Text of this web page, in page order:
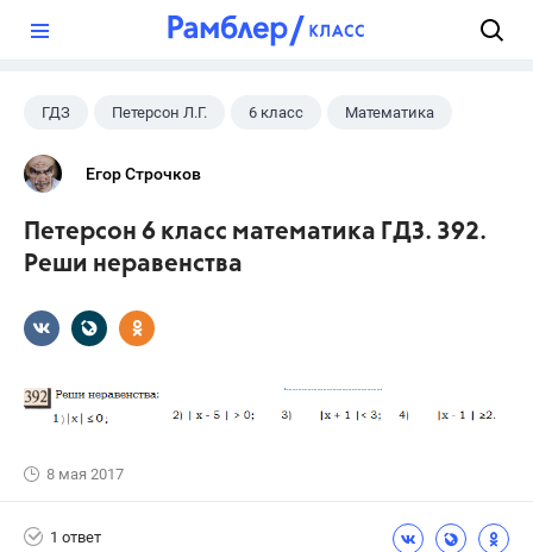
ГДЗ Петерсон Л.Г. 6 класс Математика
Егор Строчков
Петерсон 6 класс математика ГДЗ. 392.
Реши неравенства
8 мая 2017
1 ответ